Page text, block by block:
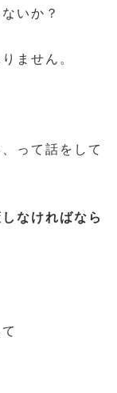
いか？
ません。
って話をして
なければなら